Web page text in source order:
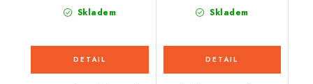
Skladem Skladem